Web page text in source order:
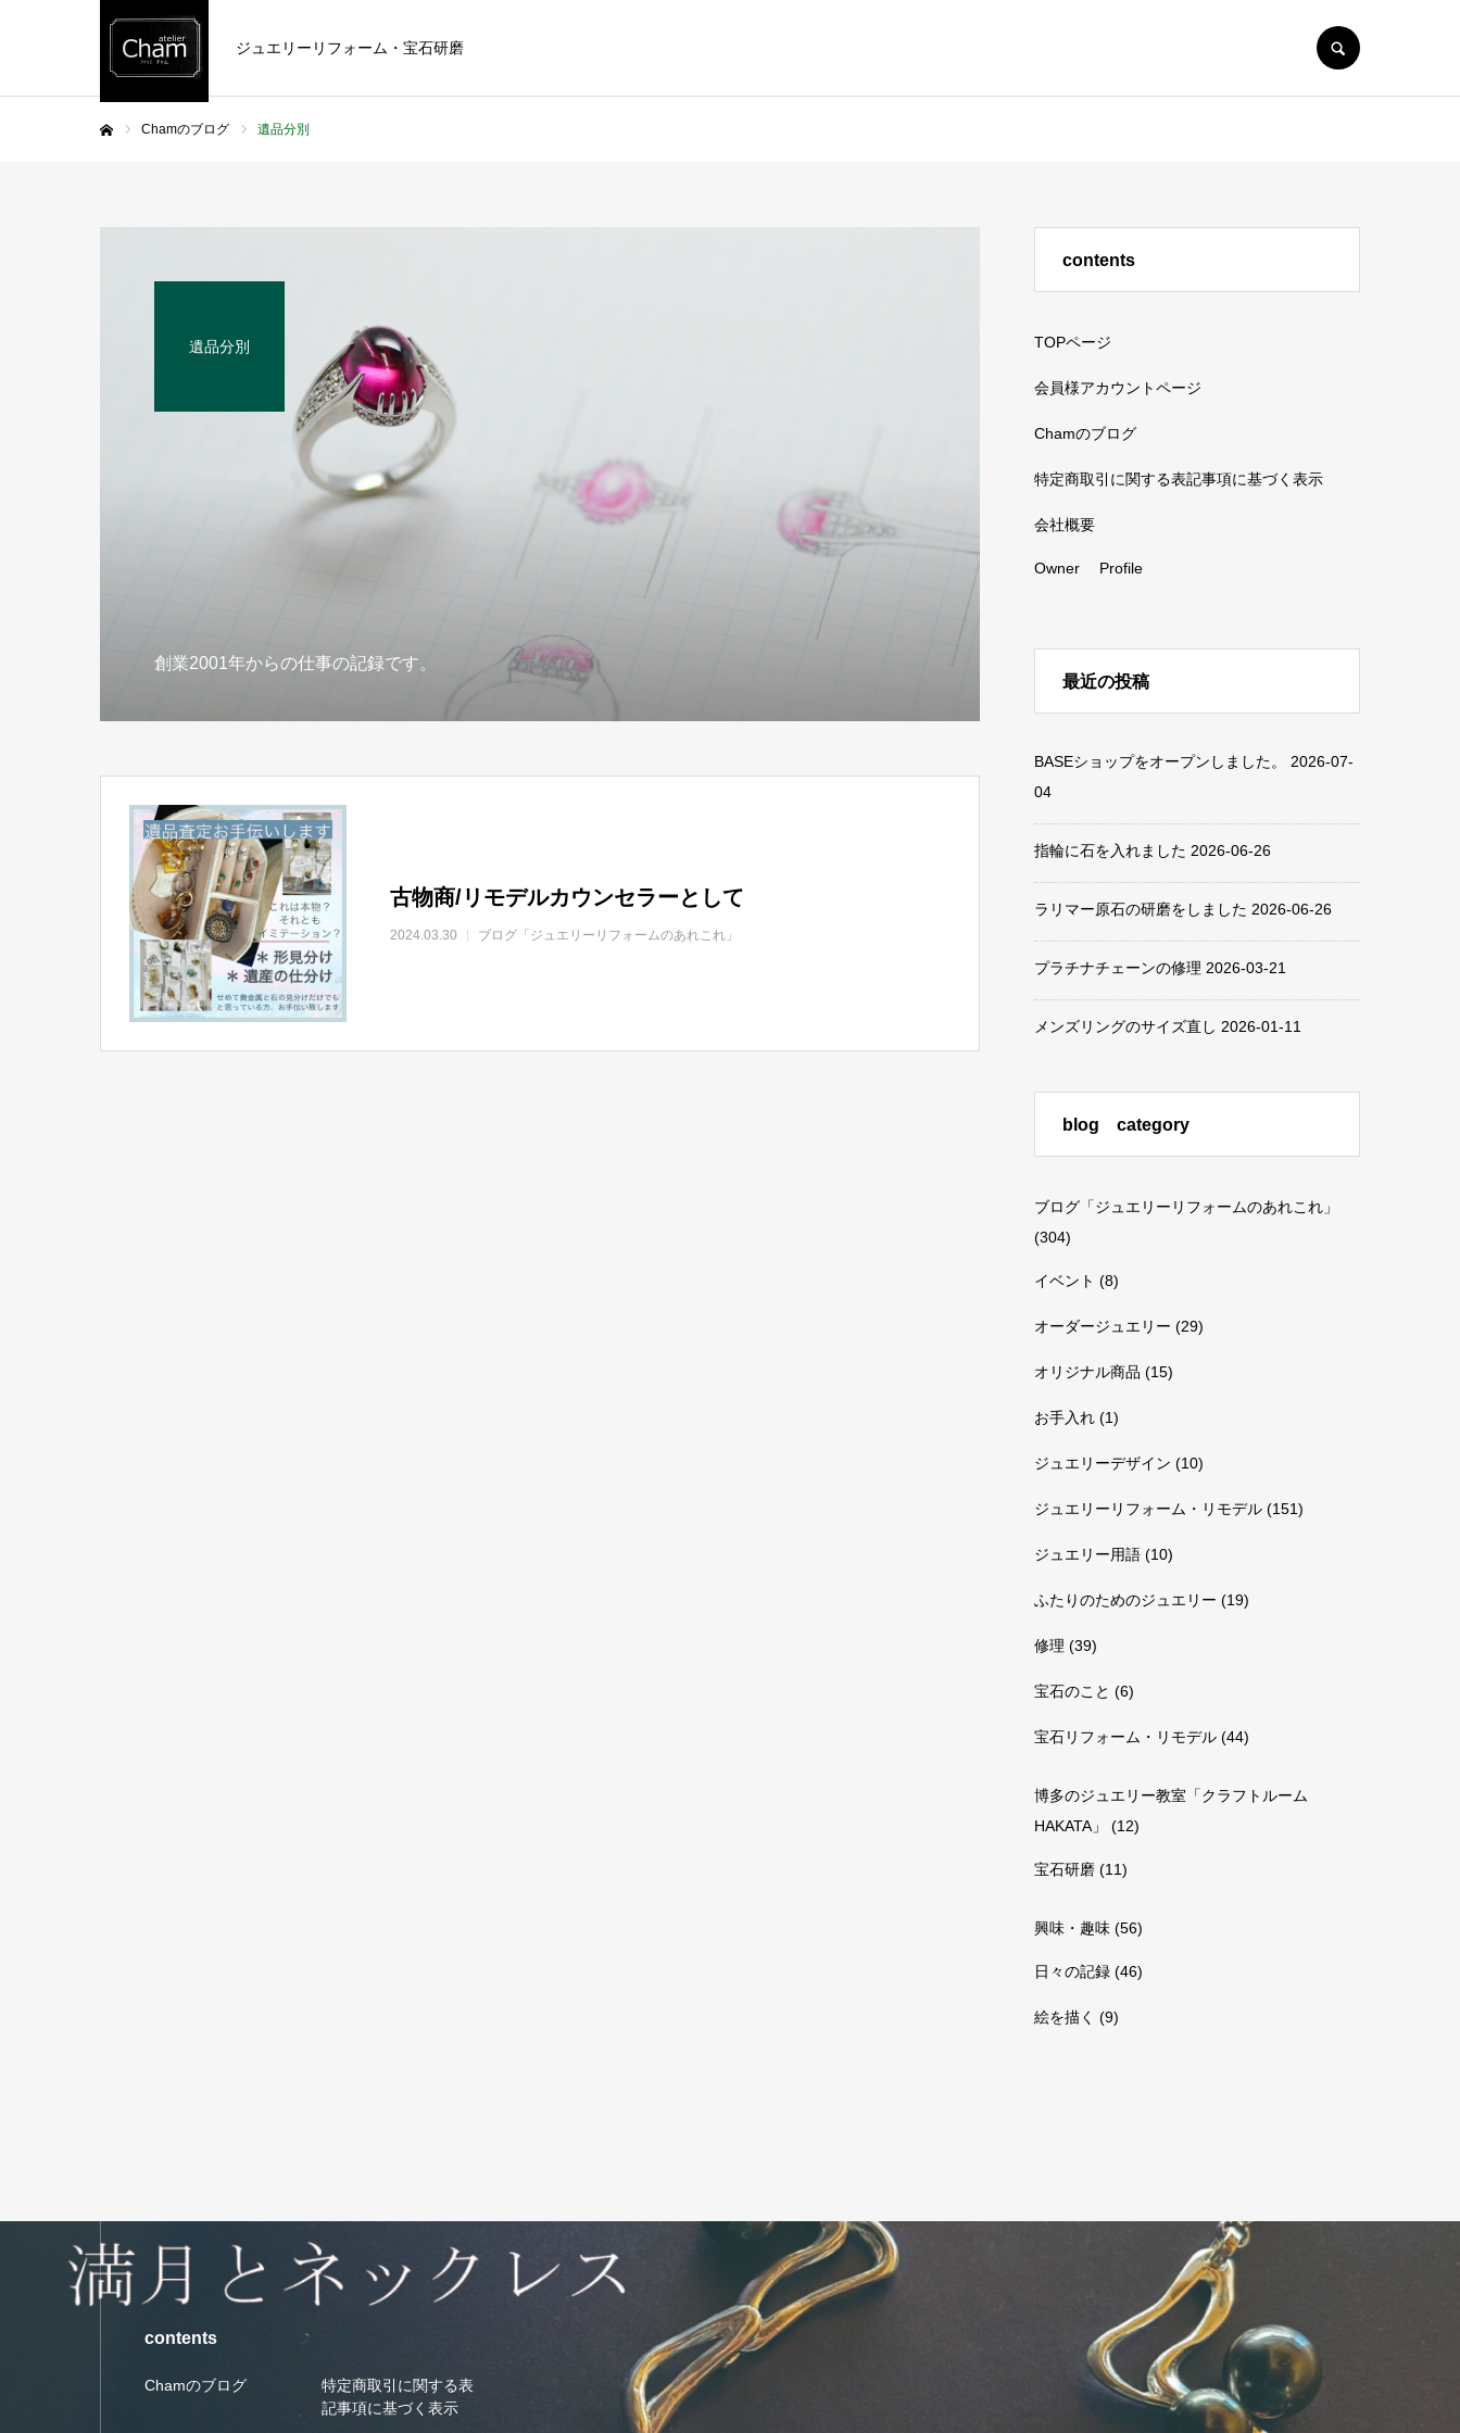
ジュエリーリフォーム・宝石研磨
Chamのブログ 遺品分別
遺品分別
創業2001年からの仕事の記録です。
古物商/リモデルカウンセラーとして
2024.03.30 ブログ「ジュエリーリフォームのあれこれ」
contents
TOPページ
会員様アカウントページ
Chamのブログ
特定商取引に関する表記事項に基づく表示
会社概要
Owner Profile
最近の投稿
BASEショップをオープンしました。
2026-07-
04
指輪に石を入れました 2026-06-26
ラリマー原石の研磨をしました 2026-06-26
プラチナチェーンの修理 2026-03-21
メンズリングのサイズ直し 2026-01-11
blog category
ブログ「ジュエリーリフォームのあれこれ」
(304)
イベント (8)
オーダージュエリー (29)
オリジナル商品 (15)
お手入れ (1)
ジュエリーデザイン (10)
ジュエリーリフォーム・リモデル (151)
ジュエリー用語 (10)
ふたりのためのジュエリー (19)
修理 (39)
宝石のこと (6)
宝石リフォーム・リモデル (44)
博多のジュエリー教室「クラフトルーム
HAKATA」
(12)
宝石研磨 (11)
興味・趣味 (56)
日々の記録 (46)
絵を描く (9)
contents
Chamのブログ
特定商取引に関する表
記事項に基づく表示